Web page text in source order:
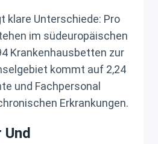
klare Unterschiede: Pro
im südeuropäischen
Krankenhausbetten zur
kommt auf 2,24
und Fachpersonal
Erkrankungen.